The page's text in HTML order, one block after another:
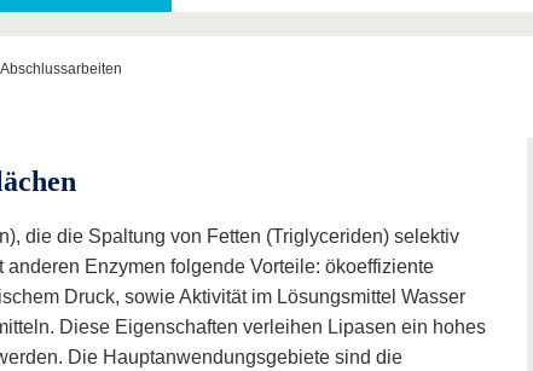
Studium
Für internationale
Studierende
die die Spaltung von Fetten (Triglyceriden) selektiv
Enzymen folgende Vorteile: ökoeffiziente
Druck, sowie Aktivität im Lösungsmittel Wasser
Diese Eigenschaften verleihen Lipasen ein hohes
Die Hauptanwendungsgebiete sind die